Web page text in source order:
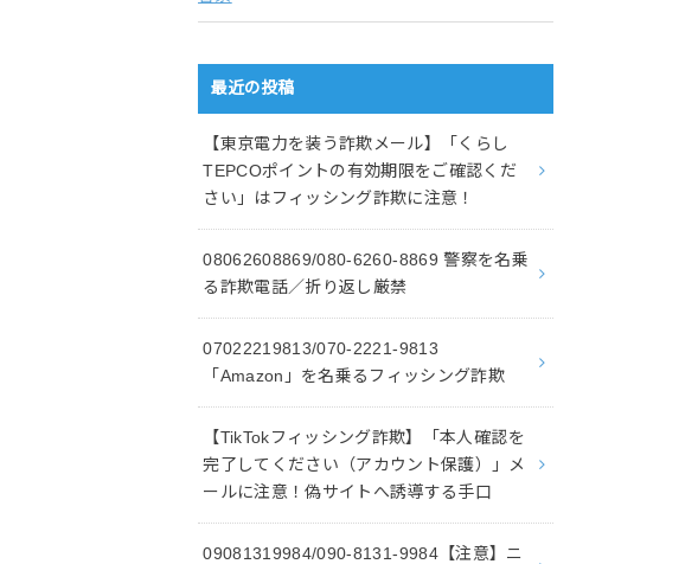
最近の投稿
【東京電力を装う詐欺メール】「くらし
TEPCOポイントの有効期限をご確認くだ
さい」はフィッシング詐欺に注意！
08062608869/080-6260-8869 警察を名乗
る詐欺電話／折り返し厳禁
07022219813/070-2221-9813
「Amazon」を名乗るフィッシング詐欺
【TikTokフィッシング詐欺】「本人確認を
完了してください（アカウント保護）」メ
ールに注意！偽サイトへ誘導する手口
09081319984/090-8131-9984【注意】ニ